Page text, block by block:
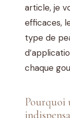
article, je
efficaces,
type de
chaque
Pourquoi